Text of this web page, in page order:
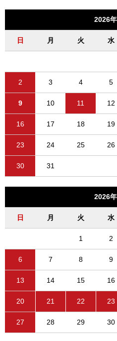
2026年
日 月 火 水
2 3 4 5
9 10 11 12
16 17 18 19
23 24 25 26
30 31
2026年
日 月 火 水
1 2
6 7 8 9
13 14 15 16
20 21 22 23
27 28 29 30